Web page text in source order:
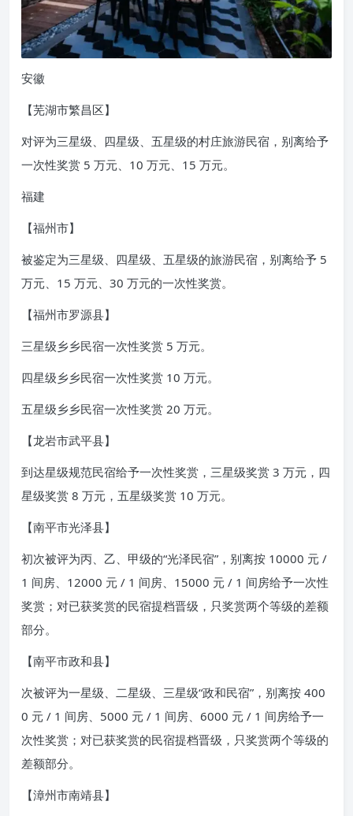
安徽
【芜湖市繁昌区】
对评为三星级、四星级、五星级的村庄旅游民宿，别离给予
一次性奖赏 5 万元、10 万元、15 万元。
福建
【福州市】
被鉴定为三星级、四星级、五星级的旅游民宿，别离给予 5
万元、15 万元、30 万元的一次性奖赏。
【福州市罗源县】
三星级乡乡民宿一次性奖赏 5 万元。
四星级乡乡民宿一次性奖赏 10 万元。
五星级乡乡民宿一次性奖赏 20 万元。
【龙岩市武平县】
到达星级规范民宿给予一次性奖赏，三星级奖赏 3 万元，四
星级奖赏 8 万元，五星级奖赏 10 万元。
【南平市光泽县】
初次被评为丙、乙、甲级的“光泽民宿”，别离按 10000 元 /
1 间房、12000 元 / 1 间房、15000 元 / 1 间房给予一次性
奖赏；对已获奖赏的民宿提档晋级，只奖赏两个等级的差额
部分。
【南平市政和县】
次被评为一星级、二星级、三星级“政和民宿”，别离按 400
0 元 / 1 间房、5000 元 / 1 间房、6000 元 / 1 间房给予一
次性奖赏；对已获奖赏的民宿提档晋级，只奖赏两个等级的
差额部分。
【漳州市南靖县】